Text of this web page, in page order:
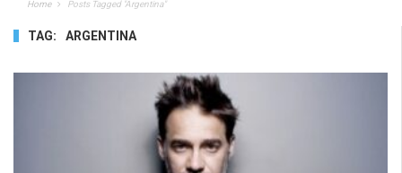
Home Posts Tagged "argentina"
TAG: ARGENTINA